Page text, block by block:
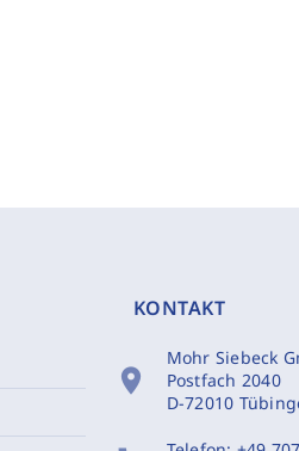
KONTAKT
location_on
Mohr Siebeck
Postfach 2040
D-72010